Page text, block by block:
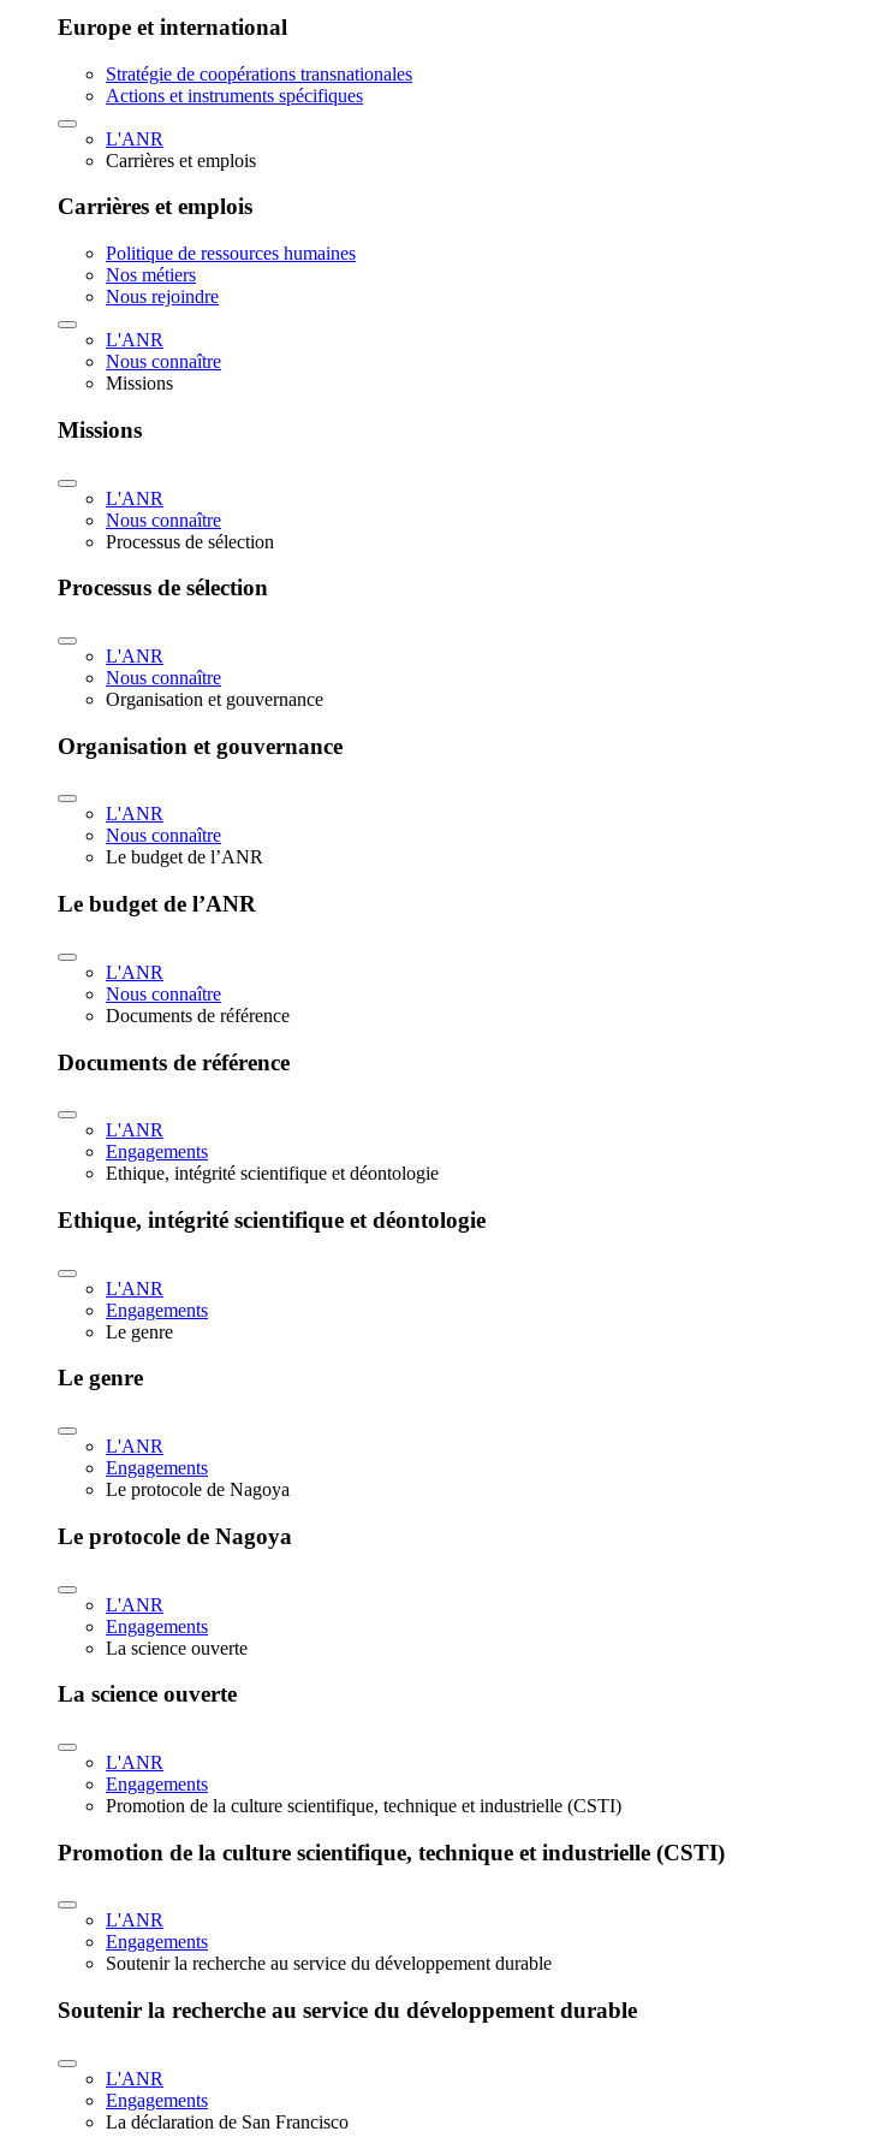
Europe et international
Stratégie de coopérations transnationales
Actions et instruments spécifiques
L'ANR
Carrières et emplois
Carrières et emplois
Politique de ressources humaines
Nos métiers
Nous rejoindre
L'ANR
Nous connaître
Missions
Missions
L'ANR
Nous connaître
Processus de sélection
Processus de sélection
L'ANR
Nous connaître
Organisation et gouvernance
Organisation et gouvernance
L'ANR
Nous connaître
Le budget de l’ANR
Le budget de l’ANR
L'ANR
Nous connaître
Documents de référence
Documents de référence
L'ANR
Engagements
Ethique, intégrité scientifique et déontologie
Ethique, intégrité scientifique et déontologie
L'ANR
Engagements
Le genre
Le genre
L'ANR
Engagements
Le protocole de Nagoya
Le protocole de Nagoya
L'ANR
Engagements
La science ouverte
La science ouverte
L'ANR
Engagements
Promotion de la culture scientifique, technique et industrielle (CSTI)
Promotion de la culture scientifique, technique et industrielle (CSTI)
L'ANR
Engagements
Soutenir la recherche au service du développement durable
Soutenir la recherche au service du développement durable
L'ANR
Engagements
La déclaration de San Francisco